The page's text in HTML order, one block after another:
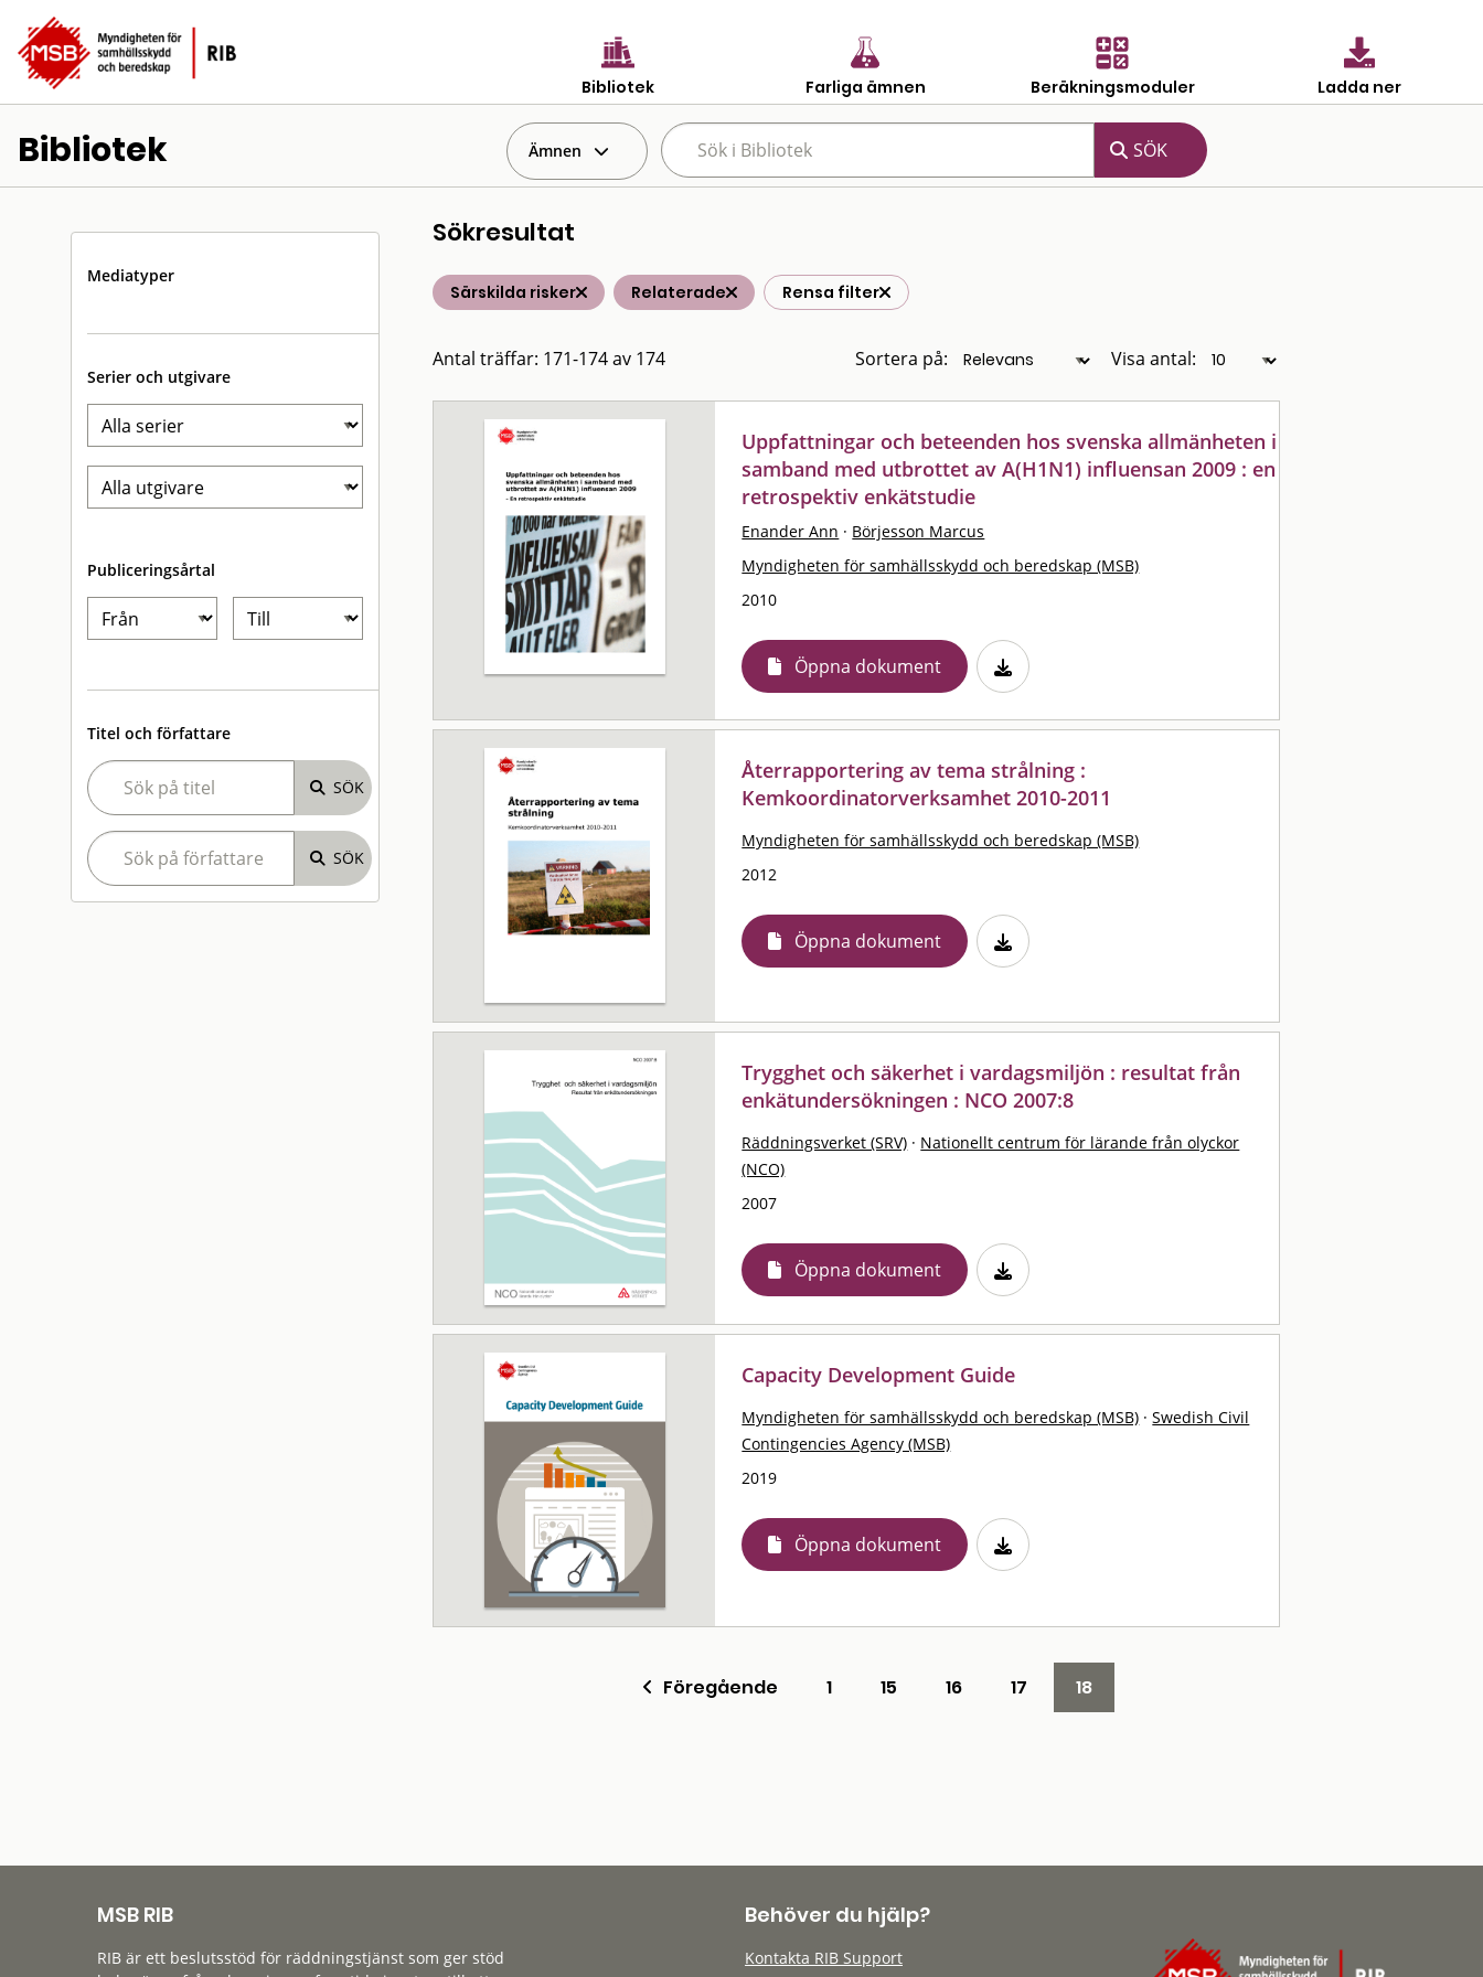
Bibliotek Farliga ämnen Beräkningsmoduler Ladda ner
Bibliotek Ämnen
Mediatyper
Serier och utgivare
Publiceringsårtal
Titel och författare
Sökresultat
Särskilda risker Relaterade Rensa filter
Antal träffar: 171-174 av 174 Sortera på: Visa antal:
Uppfattningar och beteenden hos svenska allmänheten i
samband med utbrottet av A(H1N1) influensan 2009 : en
retrospektiv enkätstudie
Enander Ann · Börjesson Marcus
Myndigheten för samhällsskydd och beredskap (MSB)
2010
Öppna dokument
Återrapportering av tema strålning :
Kemkoordinatorverksamhet 2010-2011
Myndigheten för samhällsskydd och beredskap (MSB)
2012
Öppna dokument
Trygghet och säkerhet i vardagsmiljön : resultat från
enkätundersökningen : NCO 2007:8
Räddningsverket (SRV) · Nationellt centrum för lärande från olyckor
(NCO)
2007
Öppna dokument
Capacity Development Guide
Myndigheten för samhällsskydd och beredskap (MSB) · Swedish Civil
Contingencies Agency (MSB)
2019
Öppna dokument
Föregående 1 15 16 17 18
MSB RIB
RIB är ett beslutsstöd för räddningstjänst som ger stöd
Behöver du hjälp?
Kontakta RIB Support